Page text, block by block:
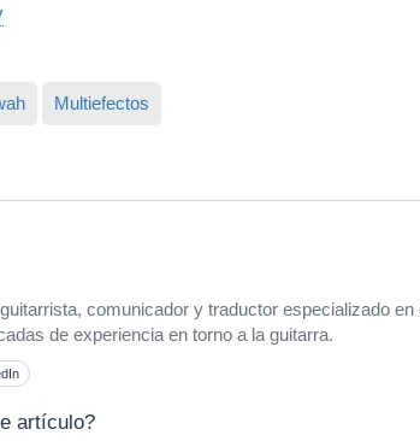
Multiefectos
comunicador y traductor especializado
de experiencia en torno a la guitarra.
artículo?